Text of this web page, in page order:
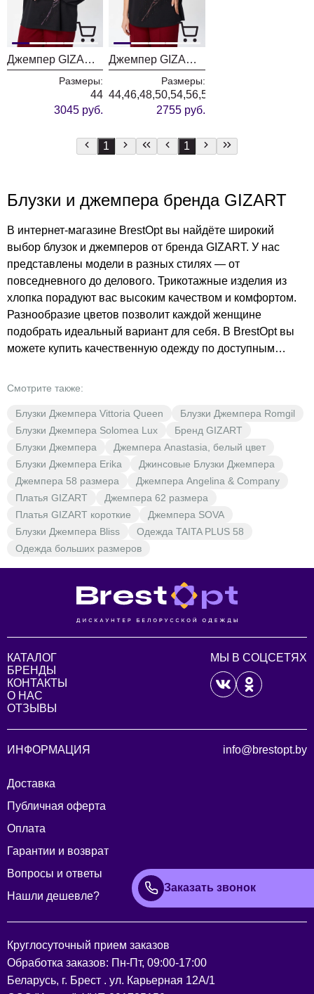
Джемпер GIZART 15345 орхидея сирень
Размеры:
44
3045 руб.
Джемпер GIZART 15345 орхидея бордо
Размеры:
44,46,48,50,54,56,58,60
2755 руб.
1 1
Блузки и джемпера бренда GIZART
В интернет-магазине BrestOpt вы найдёте широкий
выбор блузок и джемперов от бренда GIZART. У нас
представлены модели в разных стилях — от
повседневного до делового. Трикотажные изделия из
хлопка порадуют вас высоким качеством и комфортом.
Разнообразие цветов позволит каждой женщине
подобрать идеальный вариант для себя. В BrestOpt вы
можете купить качественную одежду по доступным
Смотрите также:
Блузки Джемпера Vittoria Queen
Блузки Джемпера Romgil
Блузки Джемпера Solomea Lux
Бренд GIZART
Блузки Джемпера
Джемпера Anastasia, белый цвет
Блузки Джемпера Erika
Джинсовые Блузки Джемпера
Джемпера 58 размера
Джемпера Angelina & Company
Платья GIZART
Джемпера 62 размера
Платья GIZART короткие
Джемпера SOVA
Блузки Джемпера Bliss
Одежда TAITA PLUS 58
Одежда больших размеров
КАТАЛОГ
БРЕНДЫ
КОНТАКТЫ
О НАС
ОТЗЫВЫ
МЫ В СОЦСЕТЯХ
ИНФОРМАЦИЯ
Доставка
Публичная оферта
Оплата
Гарантии и возврат
Вопросы и ответы
Нашли дешевле?
info@brestopt.by
Заказать звонок
Круглосуточный прием заказов
Обработка заказов: Пн-Пт, 09:00-17:00
Беларусь, г. Брест . ул. Карьерная 12А/1